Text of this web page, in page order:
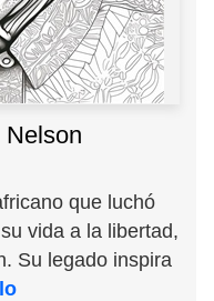
Nelson
que luchó
vida a la libertad,
Su legado inspira